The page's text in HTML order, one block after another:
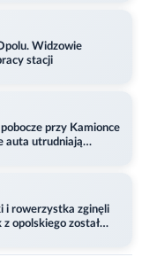
Widzowie
stacji
przy Kamionce
auta utrudniają
i rowerzystka zginęli
opolskiego został